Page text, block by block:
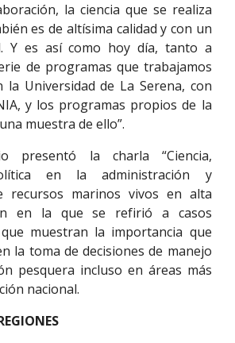
la ciencia que se realiza
es de altísima calidad y con un
Y es así como hoy día, tanto a
de programas que trabajamos
Universidad de La Serena, con
y los programas propios de la
muestra de ello”.
presentó la charla “Ciencia,
en la administración y
recursos marinos vivos en alta
en la que se refirió a casos
muestran la importancia que
la toma de decisiones de manejo
pesquera incluso en áreas más
nacional.